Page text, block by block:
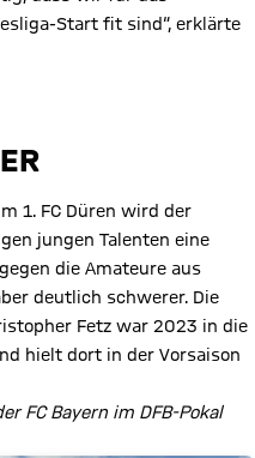
Start fit sind“, erklärte
1. FC Düren wird der
jungen Talenten eine
die Amateure aus
deutlich schwerer. Die
Fetz war 2023 in die
hielt dort in der Vorsaison
FC Bayern im DFB-Pokal